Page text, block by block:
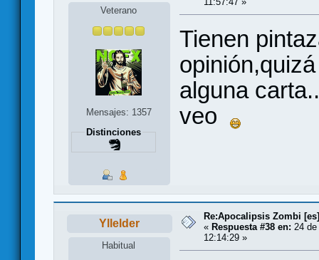
Veterano
Mensajes: 1357
Distinciones
Tienen
alguna
veo
Yllelder
Habitual
Re:Apocalipsis Zombi [es]
« Respuesta #38 en: 24
12:14:29 »